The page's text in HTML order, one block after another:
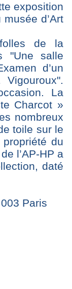
exposition
musée d’Art
de la
"Une salle
d’un
La
Charcot »
nombreux
toile sur le
du
l’AP-HP a
daté
Paris